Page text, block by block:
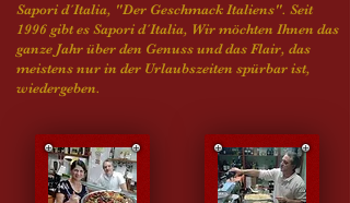
Sapori d´Italia, "Der Geschmack Italiens". Seit
1996 gibt es Sapori d´Italia, Wir möchten Ihnen das
ganze Jahr über den Genuss und das Flair, das
meistens nur in der Urlaubszeiten spürbar ist,
wiedergeben.